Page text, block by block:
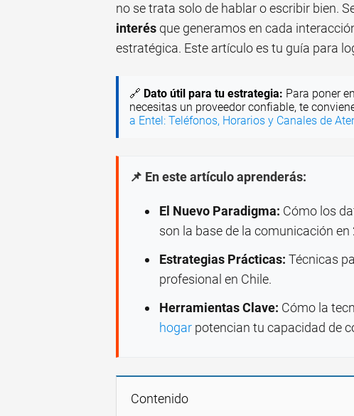
no se trata solo de hablar o escribir bien.
interés que generamos en cada
estratégica. Este artículo es tu guía para
🔗 Dato útil para tu estrategia: Para poner
necesitas un proveedor confiable, te
a Entel: Teléfonos, Horarios y Canales de
📌 En este artículo aprenderás:
El Nuevo Paradigma: Cómo los
son la base de la comunicación en
Estrategias Prácticas: Técnicas
profesional en Chile.
Herramientas Clave: Cómo la
hogar potencian tu capacidad de
Contenido